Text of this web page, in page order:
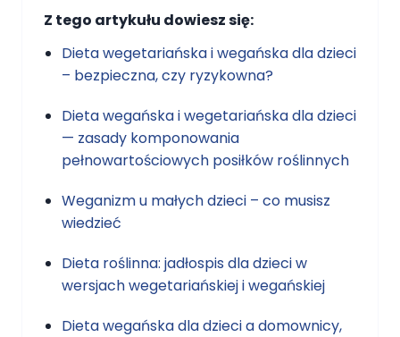
Z tego artykułu dowiesz się:
Dieta wegetariańska i wegańska dla dzieci
– bezpieczna, czy ryzykowna?
Dieta wegańska i wegetariańska dla dzieci
— zasady komponowania
pełnowartościowych posiłków roślinnych
Weganizm u małych dzieci – co musisz
wiedzieć
Dieta roślinna: jadłospis dla dzieci w
wersjach wegetariańskiej i wegańskiej
Dieta wegańska dla dzieci a domownicy,